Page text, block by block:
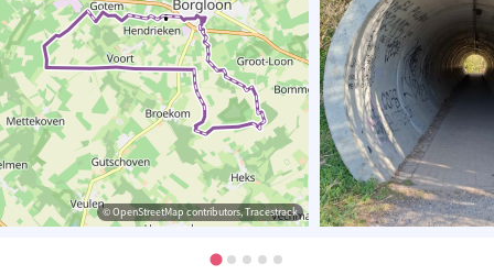
© OpenStreetMap contributors, Tracestrack